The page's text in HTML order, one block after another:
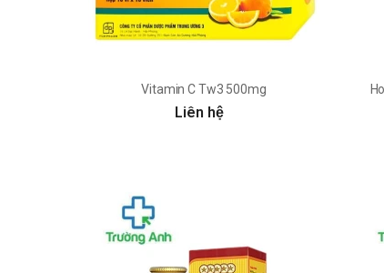
Vitamin C Tw3 500mg
Liên hệ